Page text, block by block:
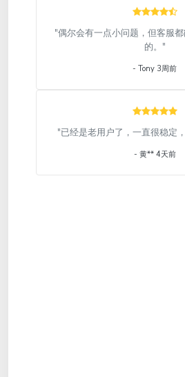
"偶尔会有一点小问题，但客服
的。"
- Tony 3周前
"已经是老用户了，一直很稳定
- 黄** 4天前